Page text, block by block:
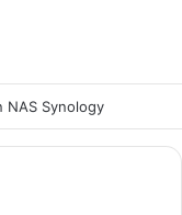
NAS Synology